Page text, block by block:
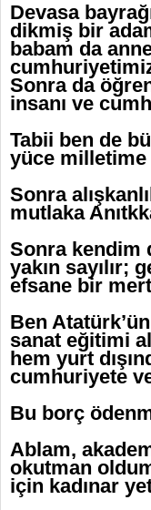
Devasa
dikmiş bir
babam da
Sonra da
insanı ve
Tabii ben de
yüce
Sonra
mutlaka
Sonra kendim
yakın sayılır;
efsane bir
Ben
sanat eğitimi
hem yurt
cumhuriyete
Bu borç
Ablam,
okutman
için kadınar